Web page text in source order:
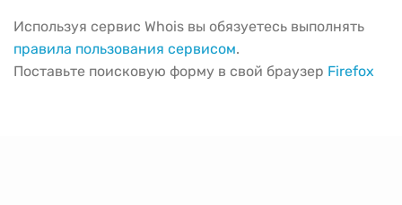
Используя сервис Whois вы обязуетесь выполнять
правила пользования сервисом.
Поставьте поисковую форму в свой браузер Firefox